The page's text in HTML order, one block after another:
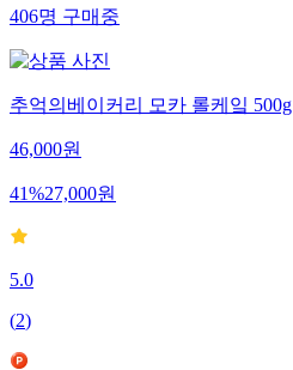
406명구매중
추억의베이커리 모카 롤케잌 500g
46,000원
41%27,000원
5.0
(2)